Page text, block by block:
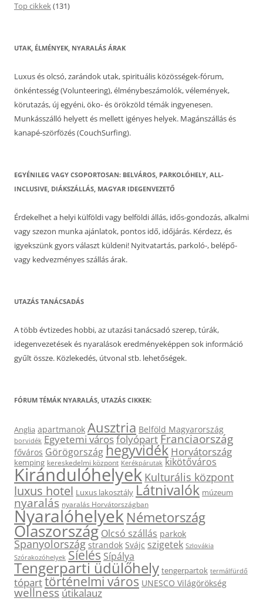
Top cikkek(131)
UTAK, ÉLMÉNYEK, NYARALÁS ÁRAK
Luxus és olcsó, zarándok utak, spirituális közösségek-fórum,
önkéntesség (Volunteering), élménybeszámolók, vélemények,
körutazás, új egyéni, öko- és örökzöld témák ingyenesen.
Munkásszálló helyett és mellett igényes helyek. Magánszállás és
kanapé-szörfözés (CouchSurfing).
EGYÉNILEG VAGY CSOPORTOSAN: BELVÁROS, PARKOLÓHELY, ALL-
INCLUSIVE, DIÁKSZÁLLÁS, MAGYAR IDEGENVEZETŐ
Érdekelhet a helyi külföldi vagy belföldi állás, idős-gondozás, alkalmi
vagy szezon munka ajánlatok, pontos idő, időjárás. Kérdezz, és
igyekszünk gyors választ küldeni! Nyitvatartás, parkoló-, belépő-
vagy kedvezményes szállás árak.
UTAZÁS TANÁCSADÁS
A több évtizedes hobbi, az utazási tanácsadó szerep, túrák,
idegenvezetések és nyaralások eredményeképpen sok információ
gyűlt össze. Közlekedés, útvonal stb. lehetőségek.
FÓRUM TÉMÁK NYARALÁS, UTAZÁS CIKKEK:
Anglia apartmanok Ausztria Belföld Magyarország
borvidék Egyetemi városfolyópartFranciaország
főváros Görögországhegyvidék Horvátország
kemping kereskedelmi központ Kerékpárutak kikötőváros
Kirándulóhelyek Kulturális központ
luxus hotel Luxus lakosztály Látnivalók múzeum
nyaralás nyaralás Horvátországban
Nyaralóhelyek Németország
Olaszország Olcsó szállás parkok
Spanyolország strandok Svájc szigetek Szlovákia
Szórakozóhelyek Síelés Sípálya
Tengerparti üdülőhely tengerpartok termálfürdő
tóparttörténelmi város UNESCO Világörökség
wellnessútikalauz